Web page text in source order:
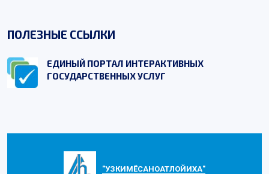
ПОЛЕЗНЫЕ ССЫЛКИ
ЕДИНЫЙ ПОРТАЛ ИНТЕРАКТИВНЫХ
ГОСУДАРСТВЕННЫХ УСЛУГ
"УЗКИМЁСАНОАТЛОЙИХА"